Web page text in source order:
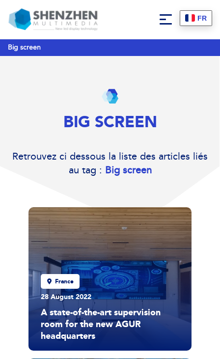
FR
Big screen
BIG SCREEN
Retrouvez ci dessous la liste des articles liés
au tag : Big screen
France
28 August 2022
A state-of-the-art supervision
room for the new AGUR
headquarters